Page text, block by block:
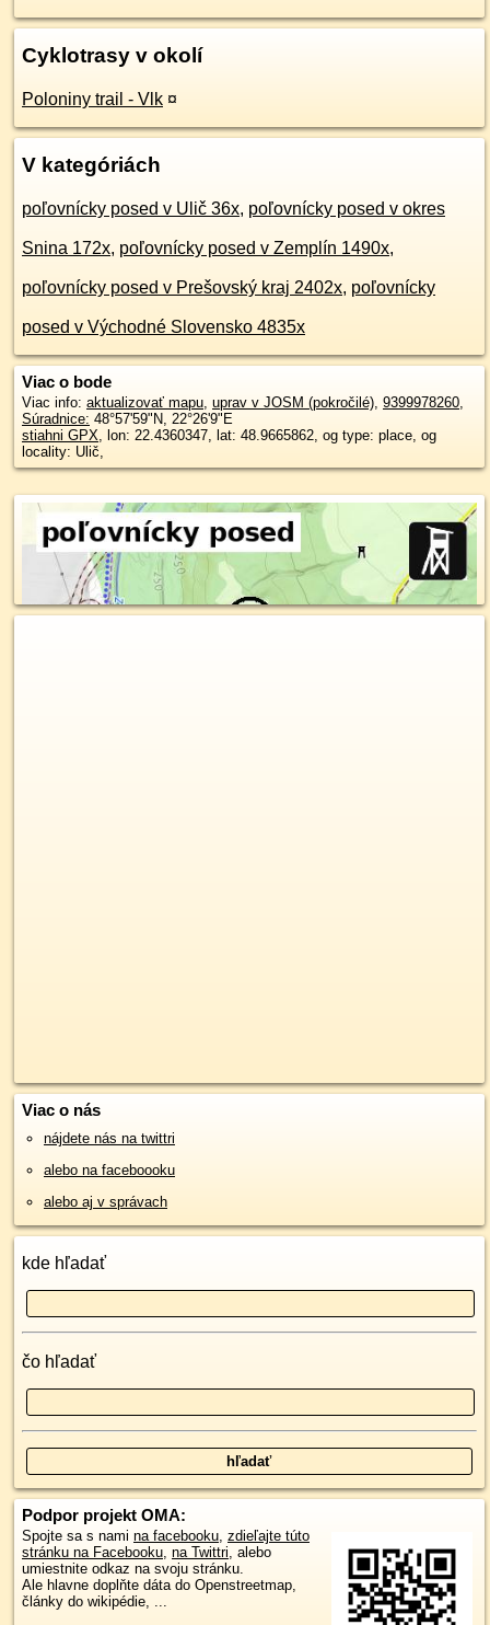
Cyklotrasy v okolí
Poloniny trail - Vlk ¤
V kategóriách
poľovnícky posed v Ulič 36x, poľovnícky posed v okres
Snina 172x, poľovnícky posed v Zemplín 1490x,
poľovnícky posed v Prešovský kraj 2402x, poľovnícky
posed v Východné Slovensko 4835x
Viac o bode
Viac info: aktualizovať mapu, uprav v JOSM (pokročilé), 9399978260,
Súradnice: 48°57'59"N, 22°26'9"E
stiahni GPX, lon: 22.4360347, lat: 48.9665862, og type: place, og
locality: Ulič,
Viac o nás
nájdete nás na twittri
alebo na faceboooku
alebo aj v správach
kde hľadať
čo hľadať
Podpor projekt OMA:
Spojte sa s nami na facebooku, zdieľajte túto
stránku na Facebooku, na Twittri, alebo
umiestnite odkaz na svoju stránku.
Ale hlavne doplňte dáta do Openstreetmap,
články do wikipédie, ...